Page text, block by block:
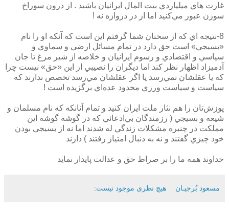
غارت هاي ميلياردي بيت المال ايرانيان باشيد . از درون سوراخ
سوزن عبور مي‌كنيد اما از در دروازه نه !
8-نتيجه اي كه از سخنان شما گرفتم اين است كه آنكه او را نام
«بسيجي» است حق دارد در تمام مسائل ارضي و سماوي و
سياسي و اقتصادي و رسوم ايرانيان و خلاصه از شير مرغ تا جان
آدميزاد اظهار نظر كند اما ديگران را نصيبي از اين «حق» نيست چرا
كه يا عقلشان نمي‌رسد يا اگر عقلشان مي‌رسد تخصص ندارند كه
سياست و سياست ورزي محدود عده‌اي برگزيده است !
پوزش‌تان را هم نثار ملت ايران كنيد و تمام آنانكه كه نام مسلمان و
شيعه و بسيجي ( رزمندگان بي‌ادعائي كه در گوشه گوشه اين
مملكت در چنبره مشكلات زندگي له شدند اما نه از بسيجي بودن
خود چيزي گفتند و نه به دنبال امتياز رفتند ) دارند
خداوند همه ما را بر صراط حق و عدالت پايدار نمايد
مسعود بُرجيـان هیچ نظری موجود نیست: